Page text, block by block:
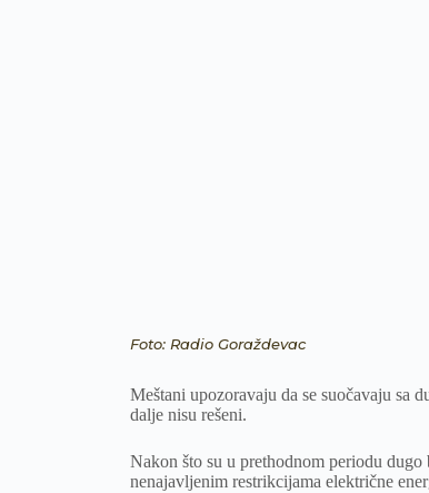
Foto: Radio Goraždevac
Meštani upozoravaju da se suočavaju sa
dalje nisu rešeni.
Nakon što su u prethodnom periodu
nenajavljenim restrikcijama električne